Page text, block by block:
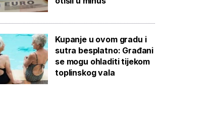
Kupanje u ovom gradu i
sutra besplatno: Građani
se mogu ohladiti tijekom
toplinskog vala